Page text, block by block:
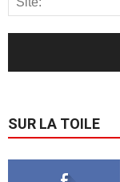
SUR LA TOILE